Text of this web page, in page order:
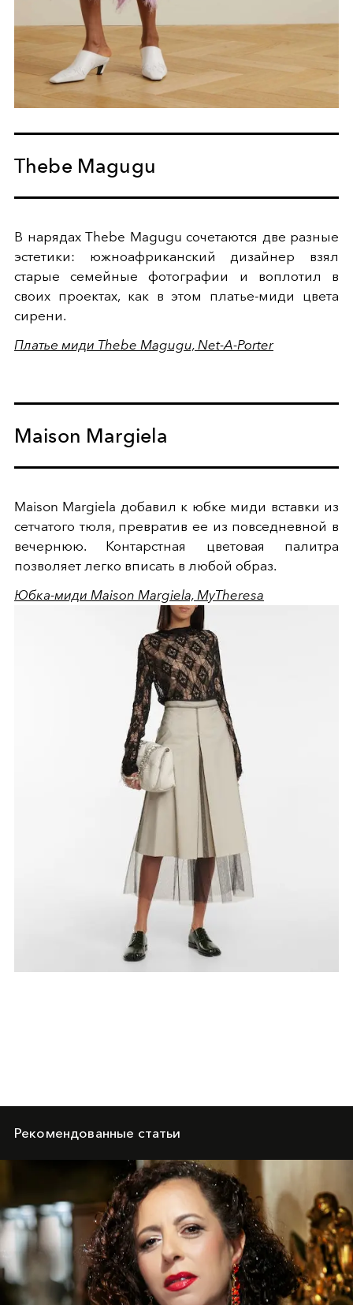
Thebe Magugu
В нарядах Thebe Magugu сочетаются две разные
эстетики: южноафриканский дизайнер взял
старые семейные фотографии и воплотил в
своих проектах, как в этом платье-миди цвета
сирени.
Платье миди Thebe Magugu, Net-A-Porter
Maison Margiela
Maison Margiela добавил к юбке миди вставки из
сетчатого тюля, превратив ее из повседневной в
вечернюю. Контарстная цветовая палитра
позволяет легко вписать в любой образ.
Юбка-миди Maison Margiela, MyTheresa
Рекомендованные статьи